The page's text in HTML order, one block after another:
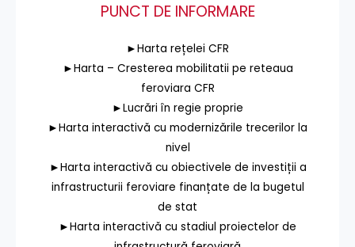
PUNCT DE INFORMARE
►Harta rețelei CFR
►Harta – Cresterea mobilitatii pe reteaua
feroviara CFR
►Lucrări în regie proprie
►Harta interactivă cu modernizările trecerilor la
nivel
►Harta interactivă cu obiectivele de investiții a
infrastructurii feroviare finanțate de la bugetul
de stat
►Harta interactivă cu stadiul proiectelor de